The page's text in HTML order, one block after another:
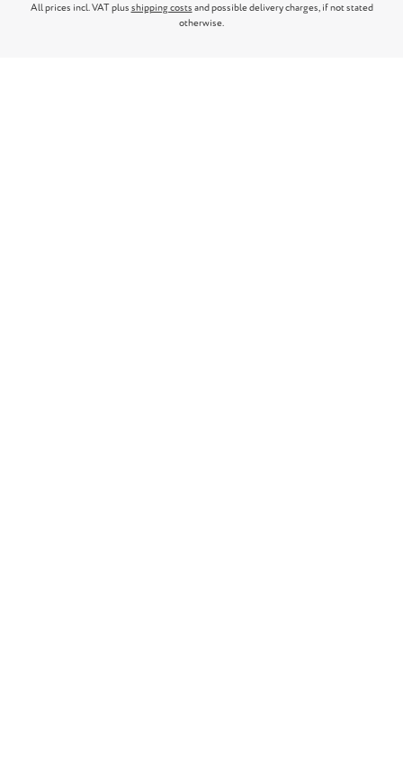
All prices incl. VAT plus shipping costs and possible delivery charges, if not stated
otherwise.